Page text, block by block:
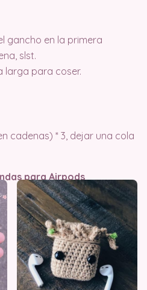
gancho en la primera
slst.
larga para coser.
cadenas) * 3, dejar una cola
para Airpods